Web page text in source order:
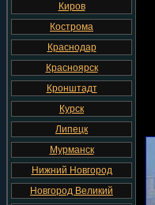
Киров
Кострома
Краснодар
Красноярск
Кронштадт
Курск
Липецк
Мурманск
Нижний Новгород
Новгород Великий